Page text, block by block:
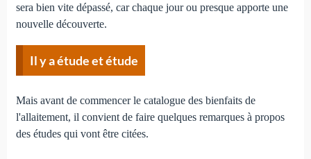
sera bien vite dépassé, car chaque jour ou presque apporte une
nouvelle découverte.
Il y a étude et étude
Mais avant de commencer le catalogue des bienfaits de
l'allaitement, il convient de faire quelques remarques à propos
des études qui vont être citées.